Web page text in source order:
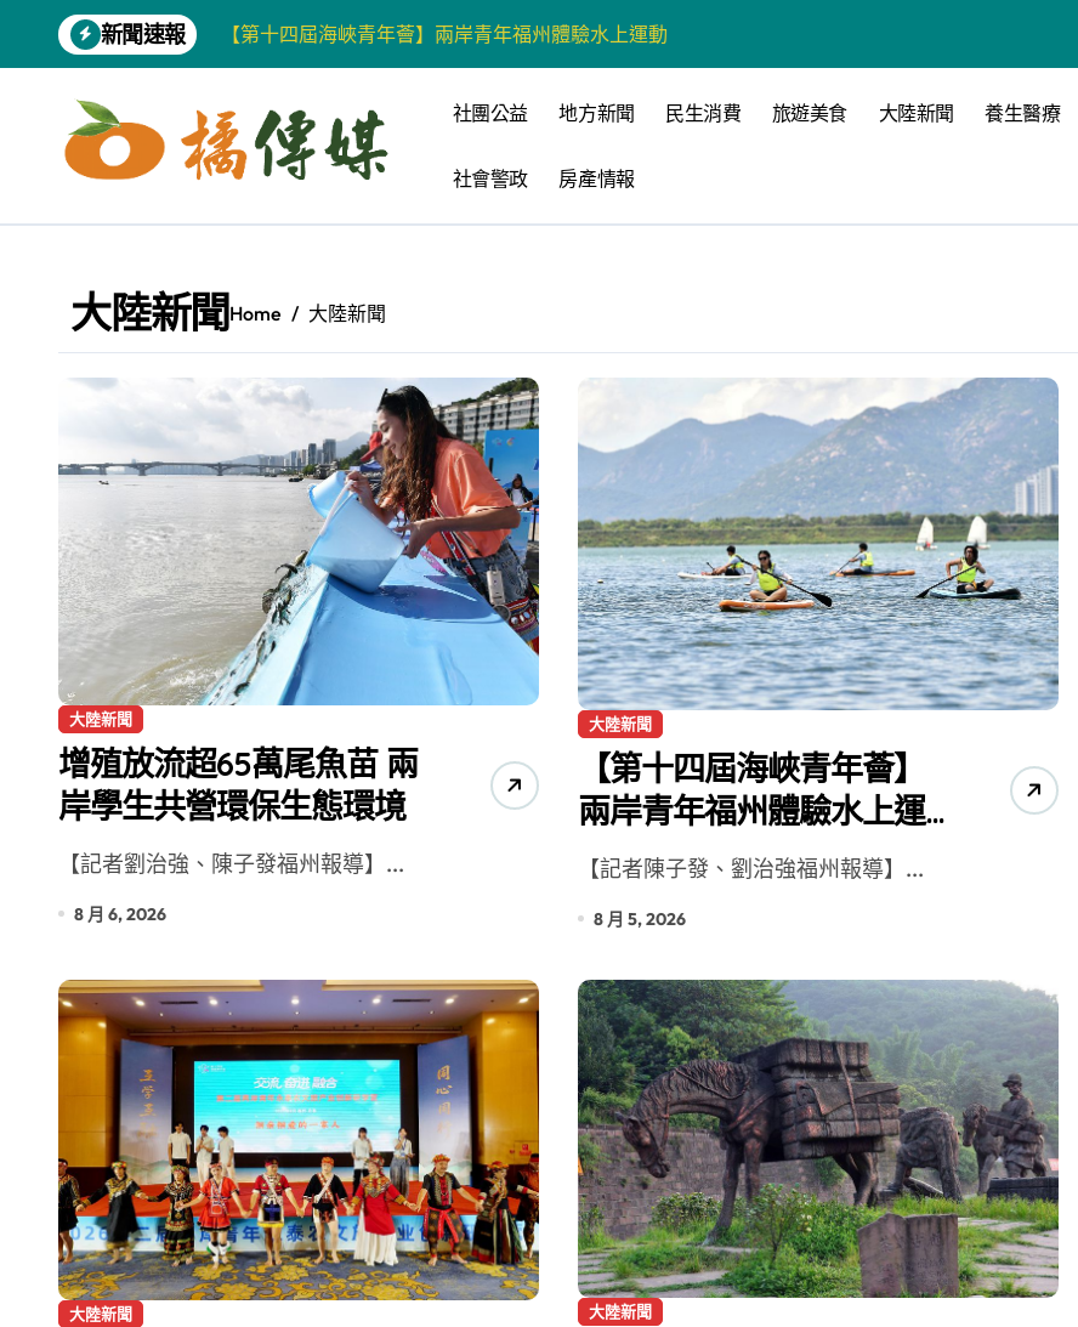
content
新聞速報
【第十四屆海峽青年薈】兩岸青年福州體驗水上運動
柯志恩競選網站正式上線 打造數位選戰新平台 公開五大亮點
兩岸青年齊聚福州共話農文旅融合發展
藍綠市長參選人對無人載具條例互批 柯志恩：國民黨版才是「國防+產業」務實版
爭取原住民選票 柯志恩提原民5大政策 打造城鄉共好高雄
港都文藝學會首辦蓮池潭文學營 支持高雄文學再出發
《讀者》8月號新聞焦點 【錦瑟】
四川雅安 千年古剎雲峰寺
張老師發表「青少年家庭氣氛與心理安全感調查報告」 若遇壓力僅12%青少年會向家人傾訴
增殖放流超65萬尾魚苗 兩岸學生共營環保生態環境
社團公益 地方新聞 民生消費 旅遊美食 大陸新聞 養生醫療
社會警政 房產情報
大陸新聞 Home 大陸新聞
大陸新聞
增殖放流超65萬尾魚苗 兩
岸學生共營環保生態環境
【記者劉治強、陳子發福州報導】...
8 月 6, 2026
大陸新聞
【第十四屆海峽青年薈】
兩岸青年福州體驗水上運
動 【記者陳子發、劉治強福州報導】...
8 月 5, 2026
大陸新聞 大陸新聞